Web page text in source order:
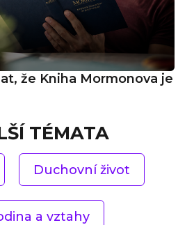
že Kniha Mormonova je
TÉMATA
Duchovní život
a vztahy